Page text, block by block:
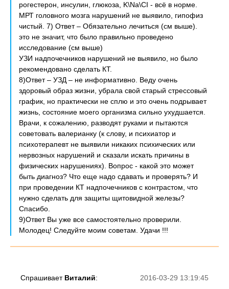
рогестерон, инсулин, глюкоза, K\Na\CI - всё в норме.
МРТ головного мозга нарушений не выявило, гипофиз
чистый. 7) Ответ – Обязательно лечиться (см выше).
это не значит, что было правильно проведено
исследование (см выше)
УЗИ надпочечников нарушений не выявило, но было
рекомендовано сделать КТ.
8)Ответ – УЗД – не информативно. Веду очень
здоровый образ жизни, убрала свой старый стрессовый
график, но практически не сплю и это очень подрывает
жизнь, состояние моего организма сильно ухудшается.
Врачи, к сожалению, разводят руками и пытаются
советовать валерианку (к слову, и психиатор и
психотерапевт не выявили никаких психических или
нервозных нарушений и сказали искать причины в
физических нарушениях). Вопрос - какой это может
быть диагноз? Что еще надо сдавать и проверять? И
при проведении КТ надпочечников с контрастом, что
нужно сделать для защиты щитовидной железы?
Спасибо.
9)Ответ Вы уже все самостоятельно проверили.
Молодец! Следуйте моим советам. Удачи !!!
2016-03-29 13:19:45
Спрашивает Виталий: